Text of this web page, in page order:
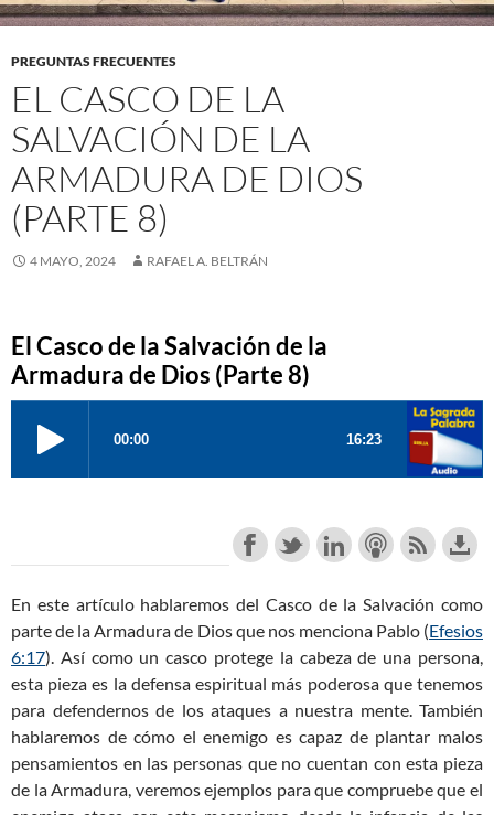
PREGUNTAS FRECUENTES
EL CASCO DE LA
SALVACIÓN DE LA
ARMADURA DE DIOS
(PARTE 8)
4 MAYO, 2024 RAFAEL A. BELTRÁN
El Casco de la Salvación de la
Armadura de Dios (Parte 8)
En este artículo hablaremos del Casco de la Salvación como
parte de la Armadura de Dios que nos menciona Pablo (Efesios
6:17). Así como un casco protege la cabeza de una persona,
esta pieza es la defensa espiritual más poderosa que tenemos
para defendernos de los ataques a nuestra mente. También
hablaremos de cómo el enemigo es capaz de plantar malos
pensamientos en las personas que no cuentan con esta pieza
de la Armadura, veremos ejemplos para que compruebe que el